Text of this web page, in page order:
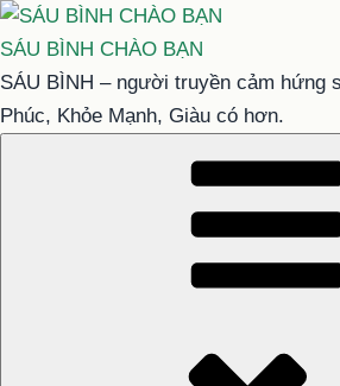
Chuyển
đến
phần
nội
SÁU BÌNH CHÀO BẠN
SÁU BÌNH – người truyền cảm hứng
Phúc, Khỏe Mạnh, Giàu có hơn.